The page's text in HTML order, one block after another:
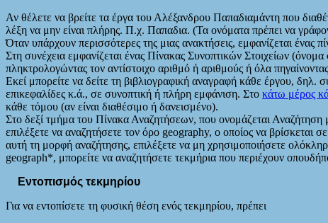
Αν θέλετε να βρείτε τα έργα του Αλέξανδρου Παπαδιαμάντη που
λέξη να μην είναι πλήρης. Π.χ. Παπαδια. (Τα ονόματα πρέπει να
Όταν υπάρχουν περισσότερες της μιας ανακτήσεις, εμφανίζεται ένας
Στη συνέχεια εμφανίζεται ένας Πίνακας Συνοπτικών Στοιχείων
πληκτρολογώντας τον αντίστοιχο αριθμό ή αριθμούς ή όλα
Εκεί μπορείτε να δείτε τη βιβλιογραφική αναγραφή κάθε έργου, δηλ.
επικεφαλίδες κ.ά., σε συνοπτική ή πλήρη εμφάνιση. Στο κάτω μέρος
κάθε τόμου (αν είναι διαθέσιμο ή δανεισμένο).
Στο δεξί τμήμα του Πίνακα Αναζητήσεων, που ονομάζεται
επιλέξετε να αναζητήσετε τον όρο geography, ο οποίος να
αυτή τη μορφή αναζήτησης, επιλέξετε να μη χρησιμοποιήσετε
geograph*, μπορείτε να αναζητήσετε τεκμήρια που περιέχουν
Εντοπισμός τεκμηρίου
Για να εντοπίσετε τη φυσική θέση ενός τεκμηρίου, πρέπει